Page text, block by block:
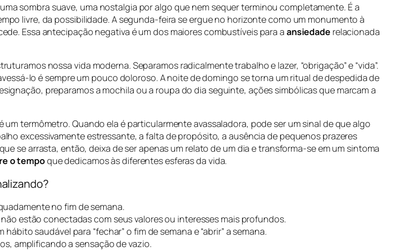
sombra suave, uma nostalgia por algo que nem sequer terminou completamente. É a
livre, da possibilidade. A segunda-feira se ergue no horizonte como um monumento à
Essa antecipação negativa é um dos maiores combustíveis para a ansiedade relacionada
nossa vida moderna. Separamos radicalmente trabalho e lazer, “obrigação” e “vida”.
lo é sempre um pouco doloroso. A noite de domingo se torna um ritual de despedida de
preparamos a mochila ou a roupa do dia seguinte, ações simbólicas que marcam a
termômetro. Quando ela é particularmente avassaladora, pode ser um sinal de que algo
excessivamente estressante, a falta de propósito, a ausência de pequenos prazeres
se arrasta, então, deixa de ser apenas um relato de um dia e transforma-se em um sintoma
o tempoque dedicamos às diferentes esferas da vida.
no fim de semana.
estão conectadas com seus valores ou interesses mais profundos.
hábito saudável para “fechar” o fim de semana e “abrir” a semana.
amplificando a sensação de vazio.